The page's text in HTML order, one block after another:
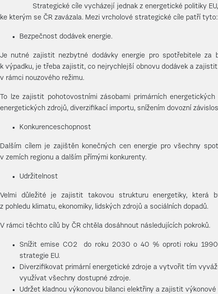
Strategické cíle vycházejí jednak z energetické politiky EU,
ke kterým se ČR zavázala. Mezi vrcholové strategické cíle patří tyto:
Bezpečnost dodávek energie.
Je nutné zajistit nezbytné dodávky energie pro spotřebitele za
k výpadku, je třeba zajistit, co nejrychlejší obnovu dodávek a
v rámci nouzového režimu.
To lze zajistit pohotovostními zásobami primárních
energetických zdrojů, diverzifikací importu, snížením dovozní
Konkurenceschopnost
Dalším cílem je zajištěn konečných cen energie pro všechny
v zemích regionu a dalším přímými konkurenty.
Udržitelnost
Velmi důležité je zajistit takovou strukturu energetiky, která
z pohledu klimatu, ekonomiky, lidských zdrojů a sociálních dopadů.
V rámci těchto cílů by ČR chtěla dosáhnout následujících pokroků.
Snížit emise CO2 do roku 2030 o 40 % oproti roku 1990
strategie EU.
Diverzifikovat primární energetické zdroje a vytvořit tím
využívat všechny dostupné zdroje.
Udržet kladnou výkonovou bilanci elektřiny a zajistit výkonové